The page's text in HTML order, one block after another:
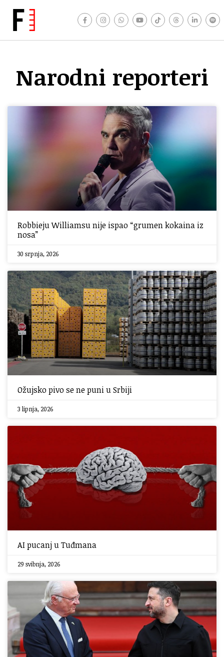
Narodni reporteri
Robbieju Williamsu nije ispao “grumen kokaina iz
nosa”
30 srpnja, 2026
Ožujsko pivo se ne puni u Srbiji
3 lipnja, 2026
AI pucanj u Tuđmana
29 svibnja, 2026